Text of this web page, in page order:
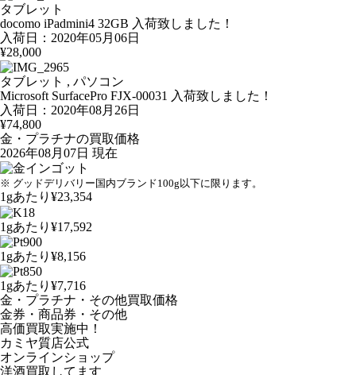
タブレット
docomo iPadmini4 32GB 入荷致しました！
入荷日：2020年05月06日
¥28,000
タブレット , パソコン
Microsoft SurfacePro FJX-00031 入荷致しました！
入荷日：2020年08月26日
¥74,800
金・プラチナの買取価格
2026年08月07日 現在
※ グッドデリバリー国内ブランド100g以下に限ります。
1gあたり ¥23,354
1gあたり ¥17,592
1gあたり ¥8,156
1gあたり ¥7,716
金・プラチナ・その他買取価格
金券・商品券・その他
高価買取実施中！
カミヤ質店公式
オンラインショップ
洋酒買取してます